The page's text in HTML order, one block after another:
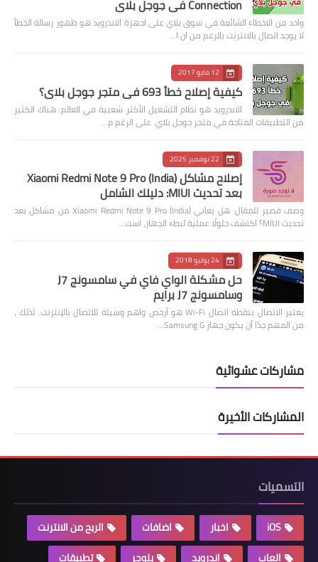
Connection في جوجل بلاي
واحد من الاخطاء الشائعة في سوق بلاي على اجهزة الاندرويد هو ظهور رسالة الخطأ
لا يوجد اتصال بالانترنت بالرغم من ان ا…
12 مايو 2017
كيفية إصلاح خطأ 693 في متجر جوجل بلاي؟
الاندرويد هو نظام التشغيل الأكثر شعبية في العالم. هناك الكثير
من التطبيقات المتاحة في متجر جوجل بلاي. على الرغم م…
22 نوفمبر 2025
إصلاح مشاكل Xiaomi Redmi Note 9 Pro (India)
بعد تحديث MIUI: دليلك الشامل
وصف قصير للمقال: هل يعاني Xiaomi Redmi Note 9 Pro (India) من مشاكل بعد
تحديث MIUI؟ اكتشف حلولًا عملية لبطء الجهاز، است…
24 يوليو 2018
حل مشكلة الواي فاي في سامسونج J7
وسامسونج J7 برايم
يعتبر الاتصال بنقطة اتصال Wi-Fi هو أرخص واهم وسيلة للاتصال بالإنترنت. لذلك ،
من المهم جدًا أن يكون جهاز Samsung G…
مشاركات عشوائية
المشاركات الأخيرة
التسميات
iOS اخبار اضافات
الربح من الانترنت
العاب
اندرويد بلوجر
تطبيقات